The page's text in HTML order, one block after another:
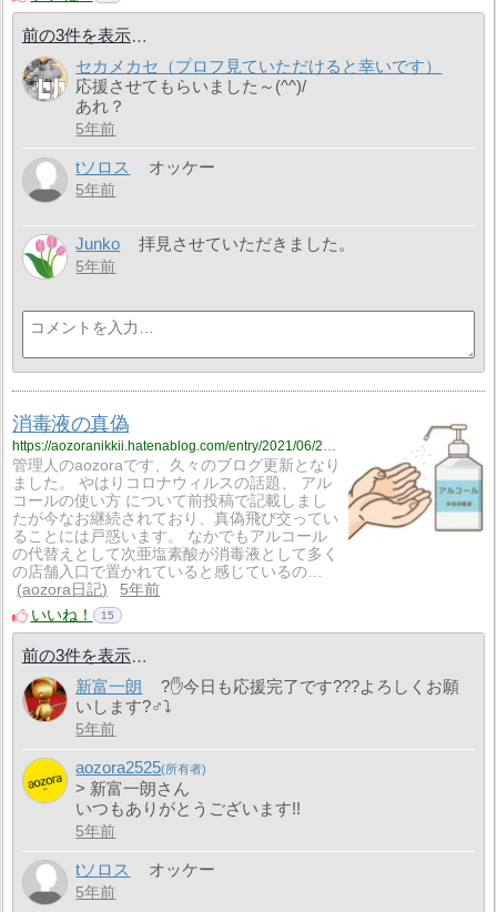
前の3件を表示
セカメカセ（プロフ見ていただけると幸いです）
応援させてもらいました～(^^)/
あれ？
5年前
tソロス オッケー
5年前
Junko 拝見させていただきました。
5年前
消毒液の真偽
管理人のaozoraです、久々のブログ更新となり
ました。 やはりコロナウィルスの話題、 アル
コールの使い方 について前投稿で記載しまし
たが今なお継続されており、真偽飛び交ってい
ることには戸惑います。 なかでもアルコール
の代替えとして次亜塩素酸が消毒液として多く
の店舗入口で置かれていると感じているの…
aozora日記
5年前
いいね！
15
前の3件を表示
新富一朗
?✋今日も応援完了です???よろしくお願
いします?‍♂️⤵️
5年前
aozora2525
> 新富一朗さん
いつもありがとうございます!!
5年前
tソロス オッケー
5年前